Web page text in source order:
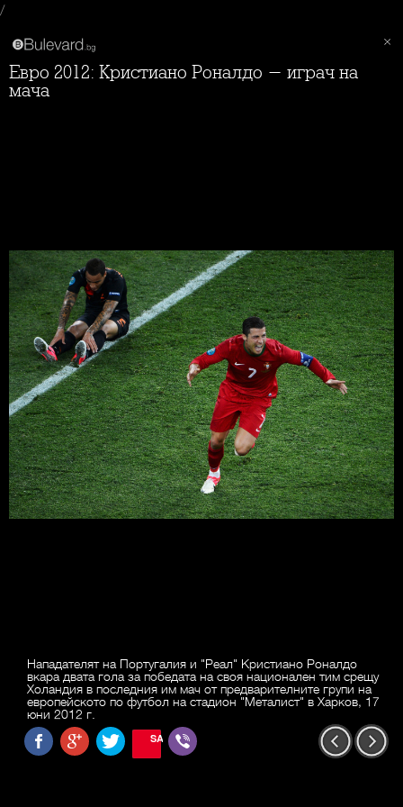
/
Евро 2012: Кристиано Роналдо - играч на
мача
Нападателят на Португалия и "Реал" Кристиано Роналдо
вкара двата гола за победата на своя национален тим срещу
Холандия в последния им мач от предварителните групи на
европейското по футбол на стадион "Металист" в Харков, 17
юни 2012 г.
SAVE